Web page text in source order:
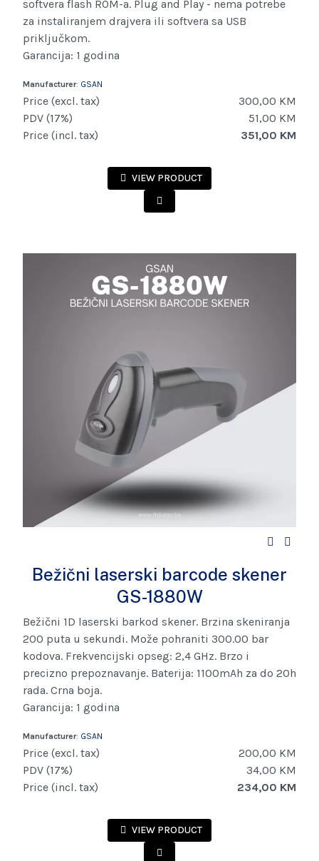
softvera flash ROM-a. Plug and Play - nema potrebe
za instaliranjem drajvera ili softvera sa USB
priključkom.
Garancija: 1 godina
Manufacturer: GSAN
Price (excl. tax)
300,00 KM
PDV (17%)
51,00 KM
Price (incl. tax)
351,00 KM
VIEW PRODUCT
Bežični laserski barcode skener
GS-1880W
Bežični 1D laserski barkod skener. Brzina skeniranja
200 puta u sekundi. Može pohraniti 300.00 bar
kodova. Frekvencijski opseg: 2,4 GHz. Brzo i
precizno prepoznavanje. Baterija: 1100mAh za do 20h
rada. Crna boja.
Garancija: 1 godina
Manufacturer: GSAN
Price (excl. tax)
200,00 KM
PDV (17%)
34,00 KM
Price (incl. tax)
234,00 KM
VIEW PRODUCT